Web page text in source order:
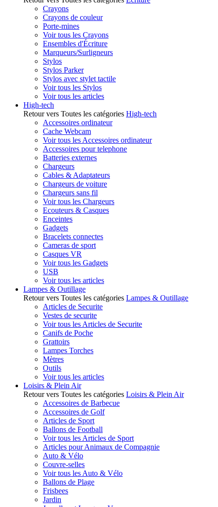
Crayons
Crayons de couleur
Porte-mines
Voir tous les Crayons
Ensembles d'Écriture
Marqueurs/Surligneurs
Stylos
Stylos Parker
Stylos avec stylet tactile
Voir tous les Stylos
Voir tous les articles
High-tech
Retour vers Toutes les catégories High-tech
Accessoires ordinateur
Cache Webcam
Voir tous les Accessoires ordinateur
Accessoires pour telephone
Batteries externes
Chargeurs
Cables & Adaptateurs
Chargeurs de voiture
Chargeurs sans fil
Voir tous les Chargeurs
Ecouteurs & Casques
Enceintes
Gadgets
Bracelets connectes
Cameras de sport
Casques VR
Voir tous les Gadgets
USB
Voir tous les articles
Lampes & Outillage
Retour vers Toutes les catégories Lampes & Outillage
Articles de Securite
Vestes de securite
Voir tous les Articles de Securite
Canifs de Poche
Grattoirs
Lampes Torches
Mètres
Outils
Voir tous les articles
Loisirs & Plein Air
Retour vers Toutes les catégories Loisirs & Plein Air
Accessoires de Barbecue
Accessoires de Golf
Articles de Sport
Ballons de Football
Voir tous les Articles de Sport
Articles pour Animaux de Compagnie
Auto & Vélo
Couvre-selles
Voir tous les Auto & Vélo
Ballons de Plage
Frisbees
Jardin